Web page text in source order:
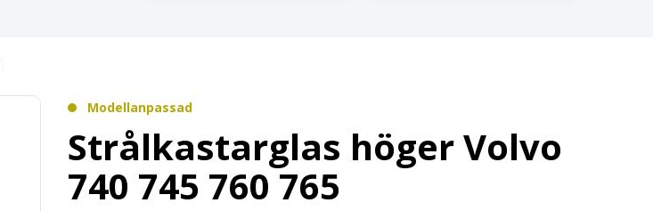
Modellanpassad
Strålkastarglas höger Volvo
740 745 760 765